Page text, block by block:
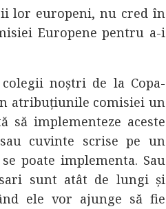
lor europeni, nu cred în
Europene pentru a-i
noștri de la Copa-
atribuțiunile comisiei un
să implementeze aceste
cuvinte scrise pe un
poate implementa. Sau
sunt atât de lungi și
ele vor ajunge să fie